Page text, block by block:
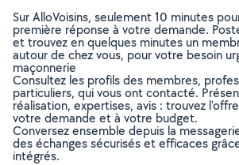
Sur AlloVoisins, seulement 10 minutes
première réponse à votre demande.
et trouvez en quelques minutes un
autour de chez vous, pour votre besoin
maçonnerie
Consultez les profils des membres,
particuliers, qui vous ont contacté.
réalisation, expertises, avis : trouvez
votre demande et à votre budget.
Conversez ensemble depuis la
des échanges sécurisés et efficaces
intégrés.